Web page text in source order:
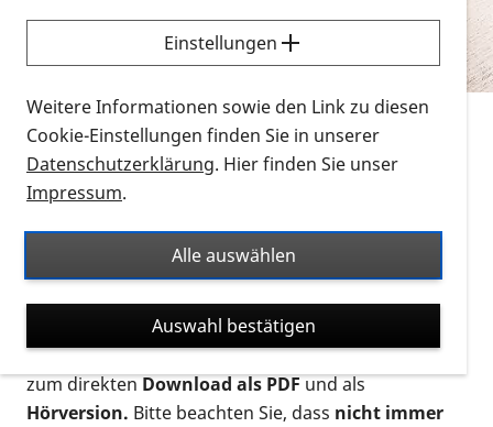
Sie möchten wissen, wie Sie nach Infonmaterial
suchen und dieses bestellen bzw. herunterladen
können? Schauen Sie sich dieErklärvideos zum
Thema Infomaterial auf der PRO RETINA-Website
für blinde und sehbehinderte Menschen an.
Auf dieser Seite finden Sie sämtliches Infomaterial
Ort. Nutzen Sie den Formatfilter, um ausschließlich
nach Flyern und Broschüren, Audios oder Videos zu
suchen. Die meisten Flyer und Broschüren werden in
verschiedenen Formaten angeboten: zur
postalischen Bestellung als gedruckte Variante
zum direktenDownload als PDFund als
Hörversion. Bitte beachten Sie, dass nicht immer
Einstellungen
Weitere Informationen sowie den Link zu diesen
Cookie-Einstellungen finden Sie in unserer
Datenschutzerklärung. Hier finden Sie unser
Impressum.
Alle auswählen
Auswahl bestätigen